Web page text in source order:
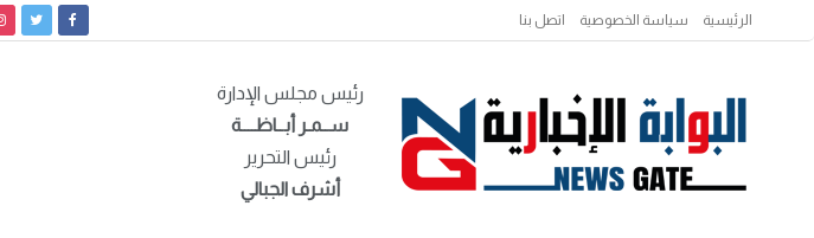
الرئيسية سياسة الخصوصية اتصل بنا
رئيس مجلس الإدارة
ســمـر أبــاظــــة
رئيس التحرير
أشرف الجبالي